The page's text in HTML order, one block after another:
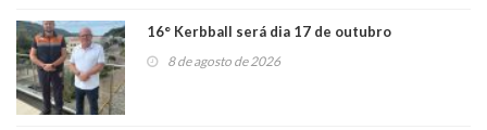
16° Kerbball será dia 17 de outubro
8 de agosto de 2026